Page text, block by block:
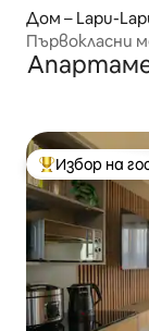
Дом – Lapu-
Първокласни
Mactan Serenity
Най-Избор на